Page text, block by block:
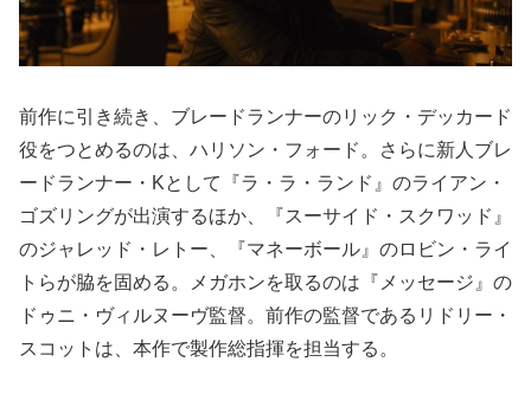
前作に引き続き、ブレードランナーのリック・デッカード
役をつとめるのは、ハリソン・フォード。さらに新人ブレ
ードランナー・Kとして『ラ・ラ・ランド』のライアン・
ゴズリングが出演するほか、『スーサイド・スクワッド』
のジャレッド・レトー、『マネーボール』のロビン・ライ
トらが脇を固める。メガホンを取るのは『メッセージ』の
ドゥニ・ヴィルヌーヴ監督。前作の監督であるリドリー・
スコットは、本作で製作総指揮を担当する。